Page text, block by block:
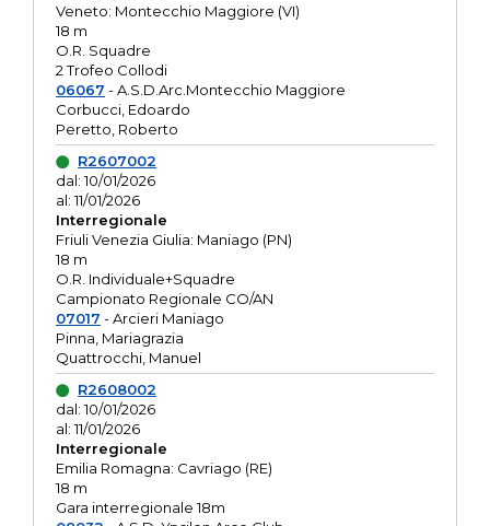
Veneto: Montecchio Maggiore (VI)
18 m
O.R. Squadre
2 Trofeo Collodi
06067 - A.S.D.Arc.Montecchio Maggiore
Corbucci, Edoardo
Peretto, Roberto
R2607002
dal: 10/01/2026
al: 11/01/2026
Interregionale
Friuli Venezia Giulia: Maniago (PN)
18 m
O.R. Individuale+Squadre
Campionato Regionale CO/AN
07017 - Arcieri Maniago
Pinna, Mariagrazia
Quattrocchi, Manuel
R2608002
dal: 10/01/2026
al: 11/01/2026
Interregionale
Emilia Romagna: Cavriago (RE)
18 m
Gara interregionale 18m